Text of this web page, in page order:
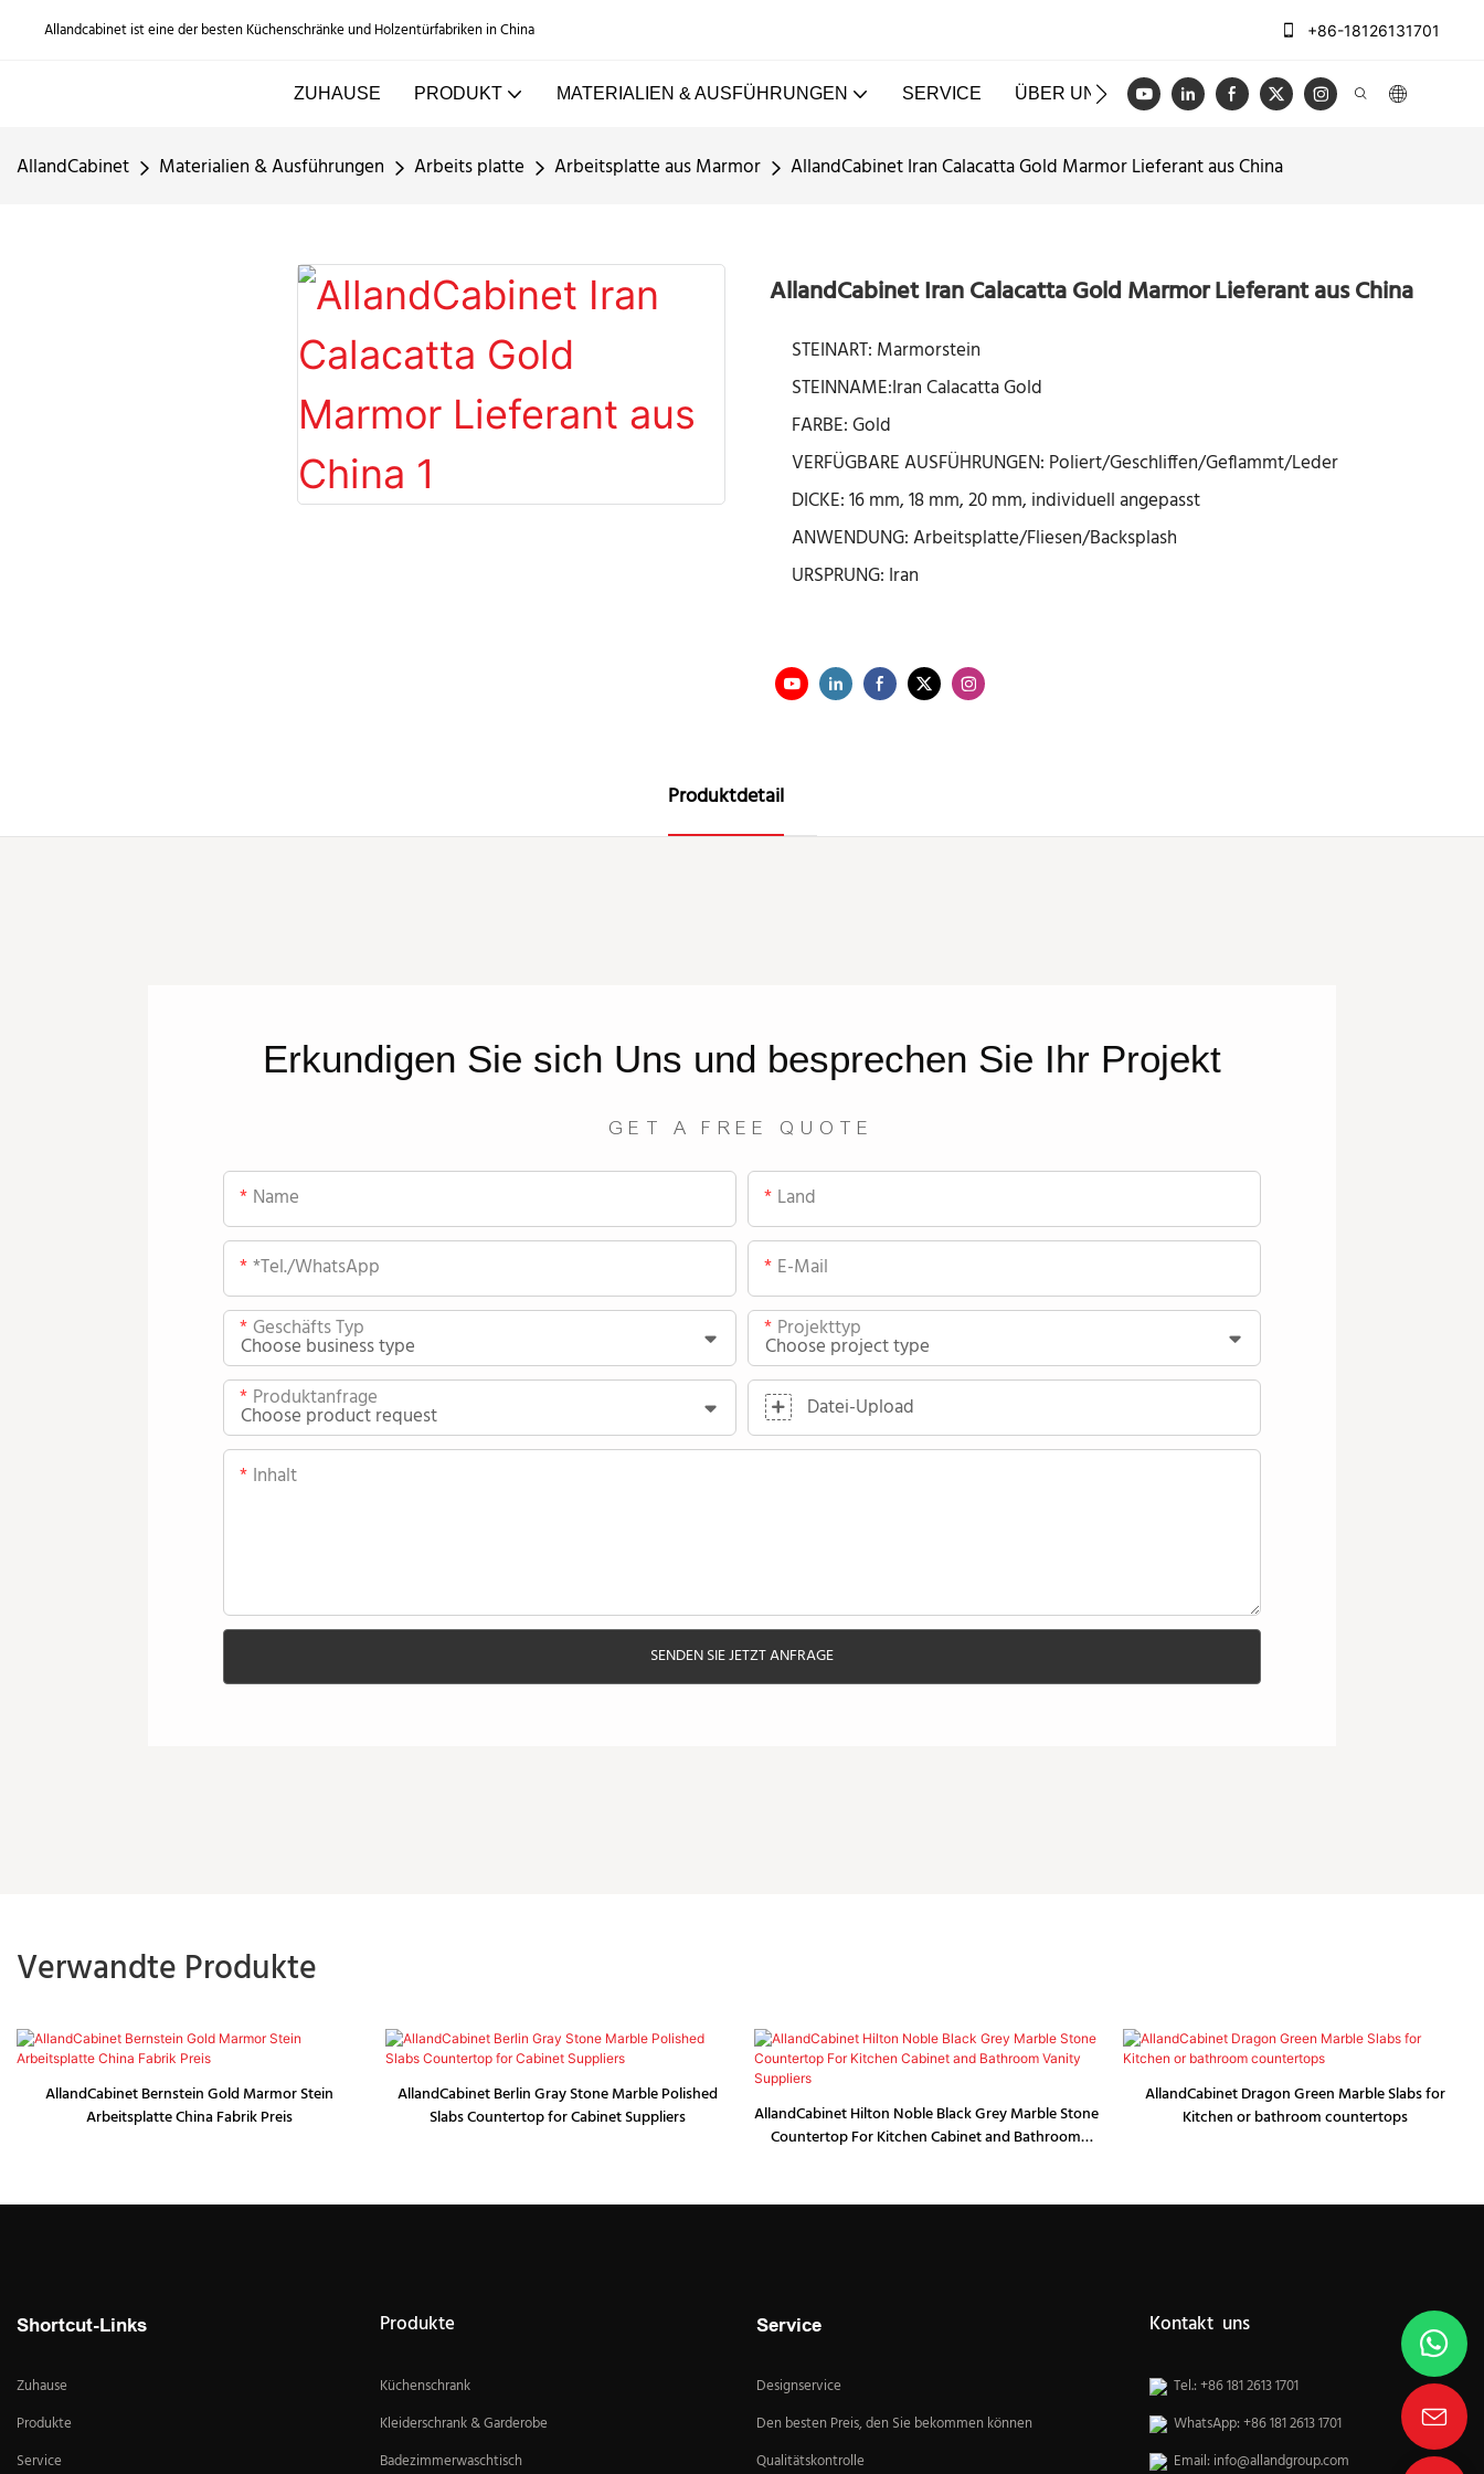
Allandcabinet ist eine der besten Küchenschränke und Holzentürfabriken in China +86-18126131701
ZUHAUSE PRODUKT MATERIALIEN & AUSFÜHRUNGEN SERVICE ÜBER UNS FÄLLE BLOGGEN VIDEO
AllandCabinet Materialien & Ausführungen Arbeits platte Arbeitsplatte aus Marmor AllandCabinet Iran Calacatta Gold Marmor Lieferant aus China
AllandCabinet Iran Calacatta Gold Marmor Lieferant aus China
STEINART: Marmorstein
STEINNAME:Iran Calacatta Gold
FARBE: Gold
VERFÜGBARE AUSFÜHRUNGEN: Poliert/Geschliffen/Geflammt/Leder
DICKE: 16 mm, 18 mm, 20 mm, individuell angepasst
ANWENDUNG: Arbeitsplatte/Fliesen/Backsplash
URSPRUNG: Iran
Produktdetail
Erkundigen Sie sich Uns und besprechen Sie Ihr Projekt
GET A FREE QUOTE
Name Land
*Tel./WhatsApp E-Mail
Geschäfts Typ Projekttyp
Produktanfrage Datei-Upload
Inhalt
SENDEN SIE JETZT ANFRAGE
Verwandte Produkte
AllandCabinet Bernstein Gold Marmor Stein
Arbeitsplatte China Fabrik Preis
AllandCabinet Berlin Gray Stone Marble Polished
Slabs Countertop for Cabinet Suppliers
AllandCabinet Hilton Noble Black Grey Marble Stone
Countertop For Kitchen Cabinet and Bathroom
AllandCabinet Dragon Green Marble Slabs for
Kitchen or bathroom countertops
Shortcut-Links
Zuhause
Produkte
Service
Produkte
Küchenschrank
Kleiderschrank & Garderobe
Badezimmerwaschtisch
Service
Designservice
Den besten Preis, den Sie bekommen können
Qualitätskontrolle
Kontakt uns
Tel.: +86 181 2613 1701
WhatsApp: +86 181 2613 1701
Email: info@allandgroup.com